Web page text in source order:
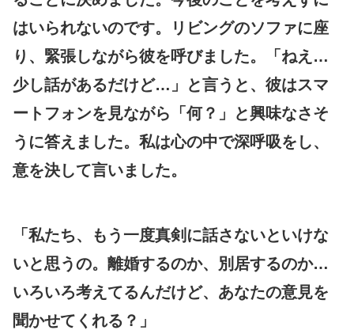
はいられないのです。リビングのソファに座
り、緊張しながら彼を呼びました。「ねえ…
少し話があるだけど…」と言うと、彼はスマ
ートフォンを見ながら「何？」と興味なさそ
うに答えました。私は心の中で深呼吸をし、
意を決して言いました。
「私たち、もう一度真剣に話さないといけな
いと思うの。離婚するのか、別居するのか…
いろいろ考えてるんだけど、あなたの意見を
聞かせてくれる？」